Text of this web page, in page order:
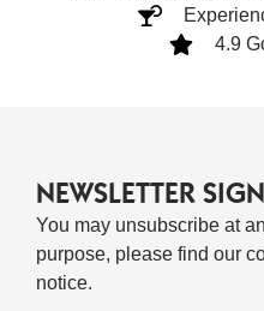
4.9
NEWSLETTER
You may unsubscribe at
purpose, please find our
notice.